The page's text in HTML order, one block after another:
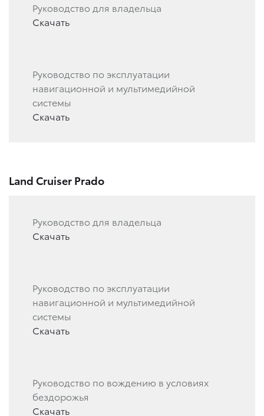
Руководство для владельца
Скачать
Руководство по эксплуатации
навигационной и мультимедийной
системы
Скачать
Land Cruiser Prado
Руководство для владельца
Скачать
Руководство по эксплуатации
навигационной и мультимедийной
системы
Скачать
Руководство по вождению в условиях
бездорожья
Скачать